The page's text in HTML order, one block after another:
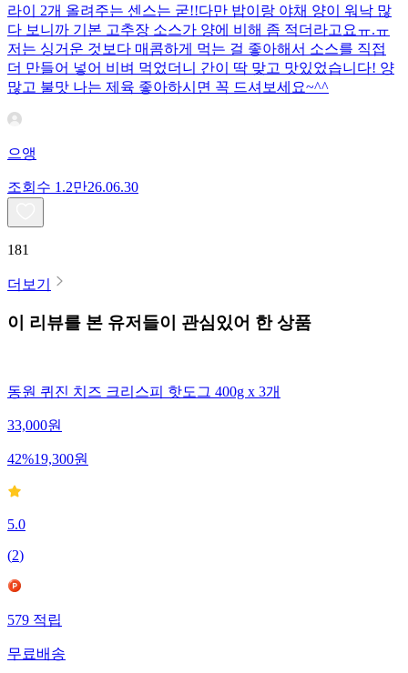
라이 2개 올려주는 센스는 굳!! ​다만 밥이랑 야채 양이 워낙 많
다 보니까 기본 고추장 소스가 양에 비해 좀 적더라고요ㅠ.ㅠ
저는 싱거운 것보다 매콤하게 먹는 걸 좋아해서 소스를 직접
더 만들어 넣어 비벼 먹었더니 간이 딱 맞고 맛있었습니다! 양
많고 불맛 나는 제육 좋아하시면 꼭 드셔보세요~^^
으앵
조회수 1.2만26.06.30
181
더보기
이 리뷰를 본 유저들이 관심있어 한 상품
동원 퀴진 치즈 크리스피 핫도그 400g x 3개
33,000원
42%19,300원
5.0
(2)
579 적립
무료배송